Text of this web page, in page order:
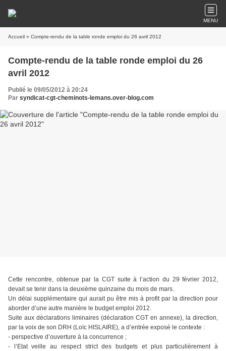
MENU
Accueil » Compte-rendu de la table ronde emploi du 26 avril 2012
Compte-rendu de la table ronde emploi du 26
avril 2012
Publié le 09/05/2012 à 20:24
Par syndicat-cgt-cheminots-lemans.over-blog.com
Cette rencontre, obtenue par la CGT suite à l’action du 29 février 2012,
devait se tenir dans la deuxième quinzaine du mois de mars.
Un délai supplémentaire qui aurait pu être mis à profit par la direction pour
aborder d’une autre manière le budget emploi 2012.
Suite aux déclarations liminaires (déclaration CGT en annexe), la direction,
par la voix de son DRH (Loïc HISLAIRE), a d’entrée exposé le contexte :
- perspective d’ouverture à la concurrence ;
- l’Etat veille au respect strict des budgets et plus particulièrement à